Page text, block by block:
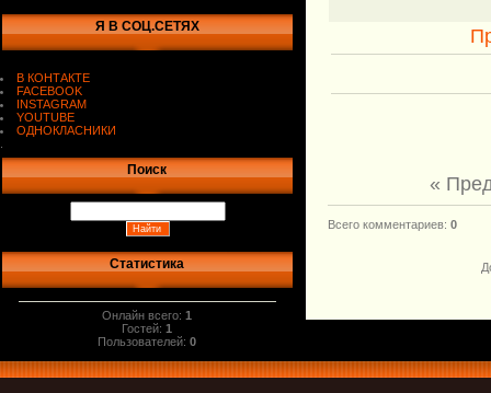
Я В СОЦ.СЕТЯХ
В КОНТАКТЕ
FACEBOOK
INSTAGRAM
YOUTUBE
ОДНОКЛАСНИКИ
Поиск
Статистика
Онлайн всего:1
Гостей:1
Пользователей:0
«
Всего комментариев: 0